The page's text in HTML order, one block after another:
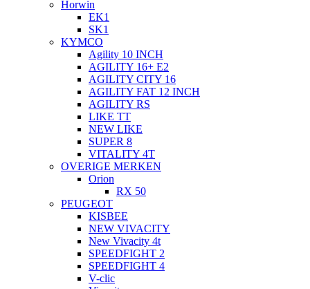
Horwin
EK1
SK1
KYMCO
Agility 10 INCH
AGILITY 16+ E2
AGILITY CITY 16
AGILITY FAT 12 INCH
AGILITY RS
LIKE TT
NEW LIKE
SUPER 8
VITALITY 4T
OVERIGE MERKEN
Orion
RX 50
PEUGEOT
KISBEE
NEW VIVACITY
New Vivacity 4t
SPEEDFIGHT 2
SPEEDFIGHT 4
V-clic